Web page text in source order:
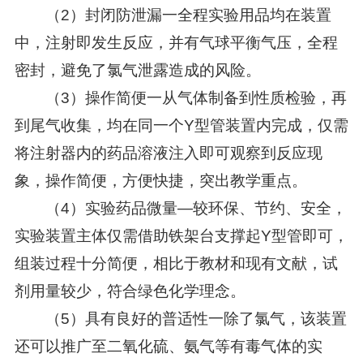
（2）封闭防泄漏一全程实验用品均在装置
中，注射即发生反应，并有气球平衡气压，全程
密封，避免了氯气泄露造成的风险。
（3）操作简便一从气体制备到性质检验，再
到尾气收集，均在同一个Y型管装置内完成，仅需
将注射器内的药品溶液注入即可观察到反应现
象，操作简便，方便快捷，突出教学重点。
（4）实验药品微量—较环保、节约、安全，
实验装置主体仅需借助铁架台支撑起Y型管即可，
组装过程十分简便，相比于教材和现有文献，试
剂用量较少，符合绿色化学理念。
（5）具有良好的普适性一除了氯气，该装置
还可以推广至二氧化硫、氨气等有毒气体的实